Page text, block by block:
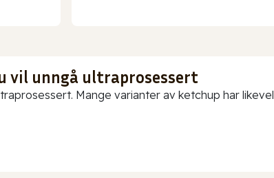
vil unngå ultraprosessert
Mange varianter av ketchup har likevel